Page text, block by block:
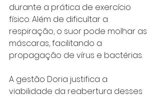
durante a prática de exercício
físico. Além de dificultar a
respiração, o suor pode molhar as
máscaras, facilitando a
propagação de vírus e bactérias.
A gestão Doria justifica a
viabilidade da reabertura desses